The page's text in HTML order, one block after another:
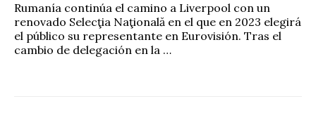
Rumanía continúa el camino a Liverpool con un
renovado Selecţia Naţională en el que en 2023 elegirá
el público su representante en Eurovisión. Tras el
cambio de delegación en la …